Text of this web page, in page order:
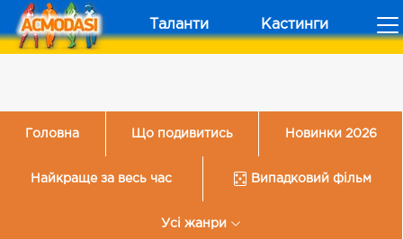
Таланти Кастинги
Головна Що подивитись Новинки 2026
Найкраще за весь час Випадковий фільм
Усі жанри